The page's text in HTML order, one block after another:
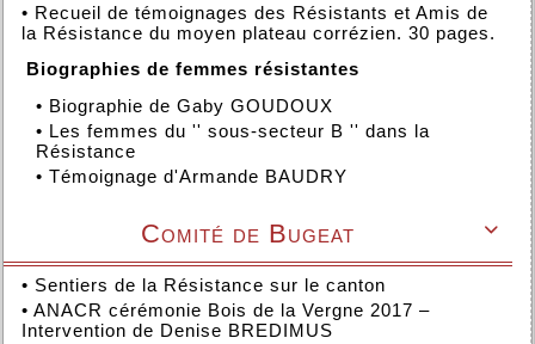
• Recueil de témoignages des Résistants et Amis de
la Résistance du moyen plateau corrézien. 30 pages.
Biographies de femmes résistantes
• Biographie de Gaby GOUDOUX
• Les femmes du '' sous-secteur B '' dans la
Résistance
• Témoignage d'Armande BAUDRY

Comité de Bugeat
• Sentiers de la Résistance sur le canton
• ANACR cérémonie Bois de la Vergne 2017 –
Intervention de Denise BREDIMUS